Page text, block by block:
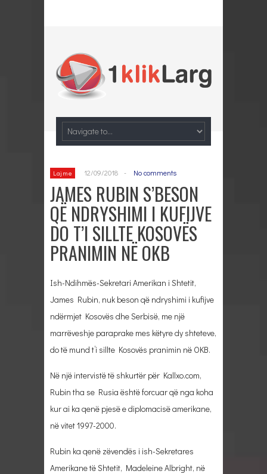
Lajme 12/09/2018 - No comments
JAMES RUBIN S’BESON
QË NDRYSHIMI I KUFIJVE
DO T’I SILLTE KOSOVËS
PRANIMIN NË OKB
Ish-Ndihmës-Sekretari Amerikan i Shtetit,
James Rubin, nuk beson që ndryshimi i kufijve
ndërmjet Kosovës dhe Serbisë, me një
marrëveshje paraprake mes këtyre dy shteteve,
do të mund t’i sillte Kosovës pranimin në OKB.
Në një intervistë të shkurtër për Kallxo.com,
Rubin tha se Rusia është forcuar që nga koha
kur ai ka qenë pjesë e diplomacisë amerikane,
në vitet 1997-2000.
Rubin ka qenë zëvendës i ish-Sekretares
Amerikane të Shtetit, Madeleine Albright, në